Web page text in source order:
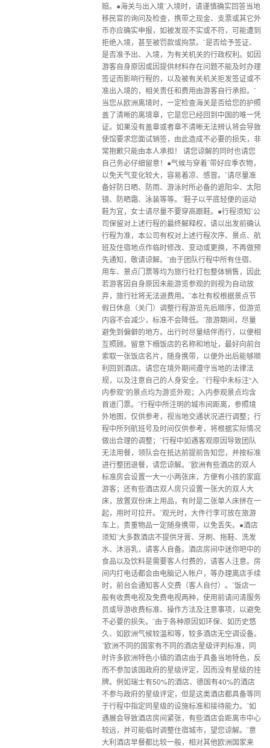
赔。●海关与出入境¨入境时，请谨慎确实回答当地
移民官的询问及检查，携带之现金、支票或其它外
币亦应确实申报，如被发现不实或不符，可能遭到
拒绝入境，甚至被罚款或拘禁。¨是否给予签证、
是否准予出、入境，为有关机关的行政权利。如因
游客自身原因或因提供材料存在问题不能及时办理
签证而影响行程的，以及被有关机关拒发签证或不
准出入境的，相关责任和费用由游客自行承担。¨
当您从欧洲离境时，一定检查海关是否给您的护照
盖了清晰的离境章，它是您已经回到中国的唯一凭
证。如果没有盖章或者章不清晰无法辨认将会导致
使馆要求您面试销签，由此造成不必要的损失，非
常抱歉只能由本人承担！ 请您谅解的同时也请您
自己务必仔细留意！●气候与穿着¨带好应季衣物，
以免天气变化较大，容易着凉、感冒。¨请尽量准
备好防日晒、防雨、游泳时所必备的遮阳伞、太阳
镜、防晒霜、泳装等等。¨鞋子以平底轻便的运动
鞋为宜，女士请尽量不要穿高跟鞋。●行程须知¨公
司保留对上述行程的最终解释权，请以出发前确认
行程为准，本公司有权对上述行程次序、景点、航
班及住宿地点作临时修改、变动或更换，不再做预
先通知，敬请谅解。¨由于团队行程中所有住宿、
用车、景点门票等均为旅行社打包整体销售，因此
若游客因自身原因未能游览参观的则视为自动放
弃，旅行社将无法退费用。¨本社有权根据景点节
假日休息（关门）调整行程游览先后顺序，但游览
内容不会减少，标准不会降低。¨旅游期间，尽量
避免到偏僻的地方。出行时尽量结伴而行，以便相
互照顾。留意下榻饭店的名称和地址，最好向前台
索取一张饭店名片，随身携带，以便外出后能够顺
利回到酒店。请您在境外期间遵守当地的法律法
规，以及注意自己的人身安全。¨行程中未标注“入
内参观”的景点均为游览外观；入内参观景点均含
首道门票。¨行程中所注明的城市间距离，参照境
外地图，仅供参考，视当地交通状况进行调整；行
程中所列航班号及时间仅供参考，将根据实际情况
做出合理的调整；¨行程中如遇客观原因导致团队
无法用餐，领队会在抵达前提前告知您，并按标准
进行整团退餐，请您谅解。¨欧洲有些酒店的双人
标准房会设置一大一小两张床，方便有小孩的家庭
游客；还有些酒店双人房只设置一张大的双人大
床，放置双份床上用品，有时是二张单人床拼在一
起，用时可拉开。¨观光时，大件行李可放在旅游
车上，贵重物品一定随身携带，以免丢失。●酒店
须知¨大多数酒店不提供牙膏、牙刷、拖鞋、洗发
水、沐浴乳，请客人自备。酒店房间中迷你吧中的
食品以及饮料是需要客人付费的，请客人注意。房
间内打电话都会由电脑记入帐户，等办理离店手续
时，前台会通知客人交费（客人自付）。¨饭店一
般有收费电视及免费电视两种，使用前请问清服务
员或导游收费标准、操作方法及注意事项，以避免
不必要的损失。¨由于各种原因如环保、如历史悠
久、如欧洲气候较温和等，较多酒店无空调设备。
¨欧洲不同的国家有不同的酒店星级评判标准，同
时许多欧洲特色小镇的酒店由于具备当地特色，反
而不参加该国政府的星级评定，因而没有星级的挂
牌。例如瑞士有50%的酒店、德国有40%的酒店
不参与政府的星级评定，但是这类酒店都具备等同
于行程中指定同星级的设施标准和接待能力。¨如
遇展会导致酒店房间紧张，有些酒店会距离市中心
较远，并可能临时调整住宿城市，望您谅解。¨意
大利酒店早餐都比较一般，相对其他欧洲国家来